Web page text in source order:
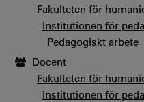
Fakulteten för
Institutionen för
Pedagogiskt arbete
Docent
Fakulteten för
Institutionen för